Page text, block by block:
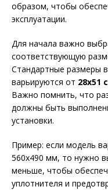
образом, чтобы
эксплуатации.
Для начала важно
соответствующую
Стандартные размеры
варьируются от 28х51
Важно помнить, что
должны быть
установки.
Пример: если модель
560х490 мм, то нужно
меньше, чтобы
уплотнителя и